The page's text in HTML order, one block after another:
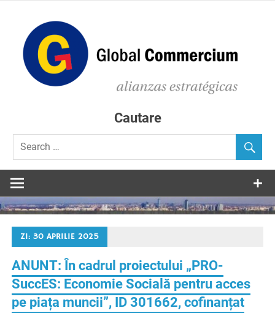
content
Cautare
ZI:30 APRILIE 2025
ANUNT: În cadrul proiectului „PRO-
SuccES: Economie Socială pentru acces
pe piața muncii”, ID 301662, cofinanțat